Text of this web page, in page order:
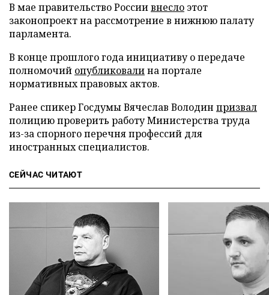
В мае правительство Россиивнесло этот
законопроект на рассмотрение в нижнюю палату
парламента.
В конце прошлого года инициативу о передаче
полномочий опубликовалина портале
нормативных правовых актов.
Ранее спикер Госдумы Вячеслав Володин призвал
полицию проверить работу Министерства труда
из-за спорного перечня профессий для
иностранных специалистов.
СЕЙЧАС ЧИТАЮТ